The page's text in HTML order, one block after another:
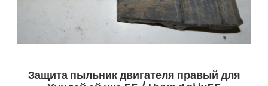
Защита пыльник двигателя правый для